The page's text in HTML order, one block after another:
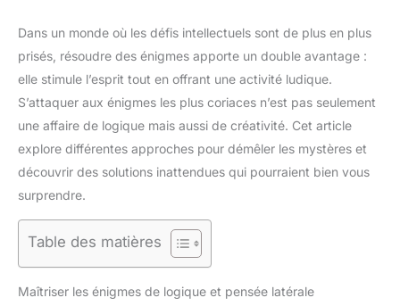
Dans un monde où les défis intellectuels sont de plus en plus
prisés, résoudre des énigmes apporte un double avantage :
elle stimule l’esprit tout en offrant une activité ludique.
S’attaquer aux énigmes les plus coriaces n’est pas seulement
une affaire de logique mais aussi de créativité. Cet article
explore différentes approches pour démêler les mystères et
découvrir des solutions inattendues qui pourraient bien vous
surprendre.
Table des matières
Maîtriser les énigmes de logique et pensée latérale